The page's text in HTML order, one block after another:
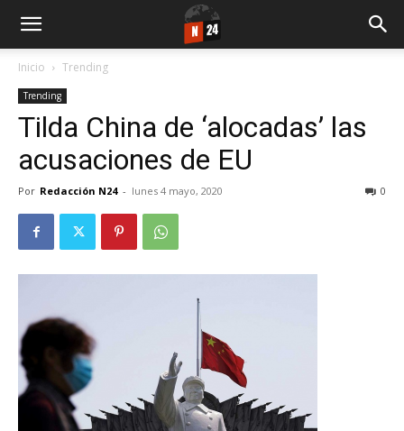
Inicio Trending
Trending
Tilda China de ‘alocadas’ las
acusaciones de EU
Por Redacción N24 - lunes 4 mayo, 2020 0